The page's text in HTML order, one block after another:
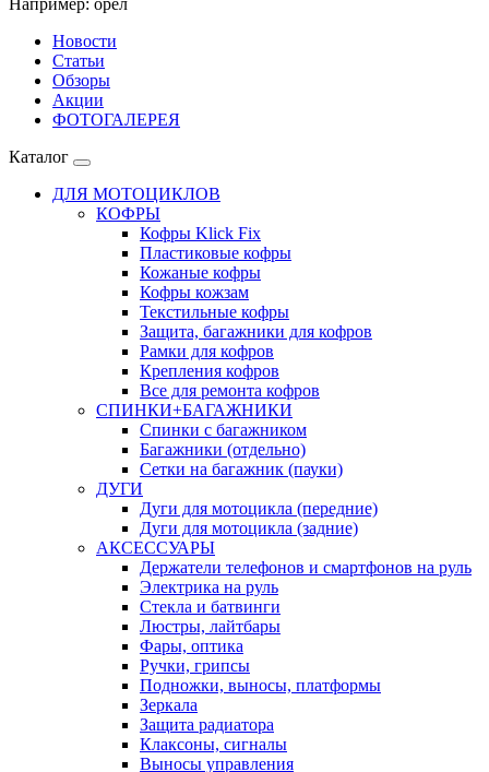
Например: орел
Новости
Статьи
Обзоры
Акции
ФОТОГАЛЕРЕЯ
Каталог
ДЛЯ МОТОЦИКЛОВ
КОФРЫ
Кофры Klick Fix
Пластиковые кофры
Кожаные кофры
Кофры кожзам
Текстильные кофры
Защита, багажники для кофров
Рамки для кофров
Крепления кофров
Все для ремонта кофров
СПИНКИ+БАГАЖНИКИ
Спинки с багажником
Багажники (отдельно)
Сетки на багажник (пауки)
ДУГИ
Дуги для мотоцикла (передние)
Дуги для мотоцикла (задние)
АКСЕССУАРЫ
Держатели телефонов и смартфонов на руль
Электрика на руль
Стекла и батвинги
Люстры, лайтбары
Фары, оптика
Ручки, грипсы
Подножки, выносы, платформы
Зеркала
Защита радиатора
Клаксоны, сигналы
Выносы управления